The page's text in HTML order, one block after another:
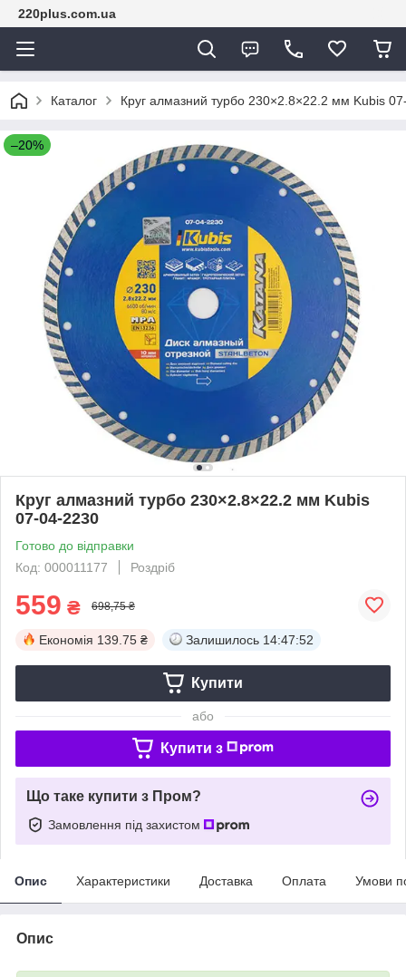
220plus.com.ua
Каталог Круг алмазний турбо 230×2.8×22.2 мм Kubis
–20%
Круг алмазний турбо 230×2.8×22.2 мм Kubis
07-04-2230
Готово до відправки
Код: 000011177
Роздріб
559 ₴ 698,75 ₴
Економія 139.75 ₴ Залишилось 14:47:51
Купити
або
Купити з
Що таке купити з Пром?
Замовлення під захистом
Опис Характеристики Доставка Оплата Умови
Опис